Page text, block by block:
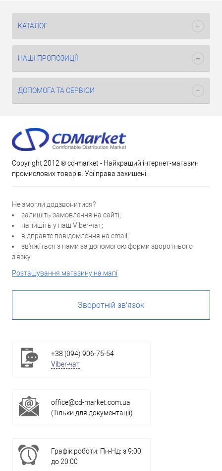
КАТАЛОГ
НАШІ ПРОПОЗИЦІЇ
ДОПОМОГА ТА СЕРВІСИ
Copyright 2012 ® cd-market - Найкращий інтернет-магазин
промислових товарів. Усі права захищені.
Не змогли додзвонитися?
залишіть замовлення на сайті;
напишіть у наш Viber-чат;
відправте повідомлення на email;
зв'яжіться з нами за допомогою форми зворотнього
з'язку.
Розташування магазину на мапі
Зворотній зв'язок
+38 (094) 906-75-54
Viber-чат
office@cd-market.com.ua
(Тільки для документації)
Графік роботи: Пн-Нд: з 9:00
до 20:00